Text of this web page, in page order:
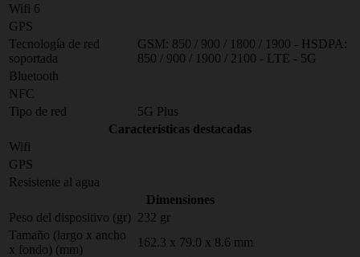
Wifi 6
GPS
Tecnología de red
soportada
GSM: 850 / 900 / 1800 / 1900 - HSDPA:
850 / 900 / 1900 / 2100 - LTE - 5G
Bluetooth
NFC
Tipo de red
5G Plus
Características destacadas
Wifi
GPS
Resistente al agua
Dimensiones
Peso del dispositivo (gr) 232 gr
Tamaño (largo x ancho
x fondo) (mm)
162.3 x 79.0 x 8.6 mm